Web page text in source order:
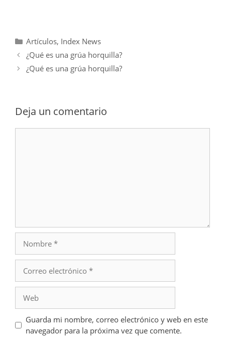
Categorías
Artículos, Index News
¿Qué es una grúa horquilla?
¿Qué es una grúa horquilla?
Deja un comentario
electrónico
Guarda mi nombre, correo electrónico y web en este
navegador para la próxima vez que comente.